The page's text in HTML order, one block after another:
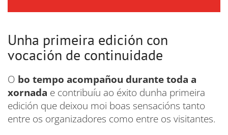
Unha primeira edición con
vocación de continuidade
O bo tempo acompañou durante toda a
xornada e contribuíu ao éxito dunha primeira
edición que deixou moi boas sensacións tanto
entre os organizadores como entre os visitantes.